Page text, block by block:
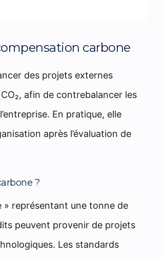
carbone
des projets externes
afin de contrebalancer les
En pratique, elle
après l’évaluation de
?
» représentant une tonne de
peuvent provenir de projets
Les standards